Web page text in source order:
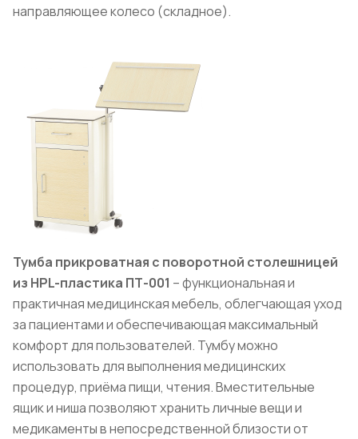
направляющее колесо (складное).
Тумба прикроватная с поворотной столешницей
из HPL-пластика ПТ-001 – функциональная и
практичная медицинская мебель, облегчающая уход
за пациентами и обеспечивающая максимальный
комфорт для пользователей. Тумбу можно
использовать для выполнения медицинских
процедур, приёма пищи, чтения. Вместительные
ящик и ниша позволяют хранить личные вещи и
медикаменты в непосредственной близости от